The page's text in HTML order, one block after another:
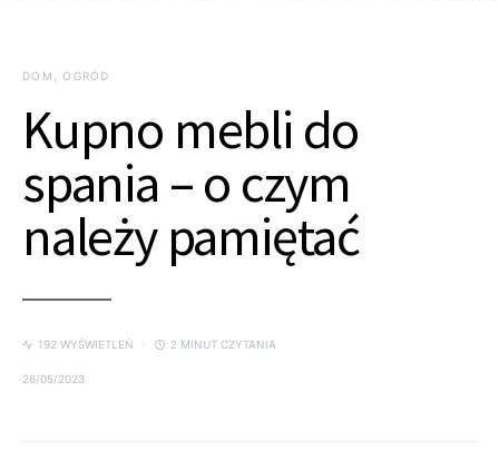
DOM, OGRÓD
Kupno mebli do
spania – o czym
należy pamiętać
192 WYŚWIETLEŃ 2 MINUT CZYTANIA
26/05/2023